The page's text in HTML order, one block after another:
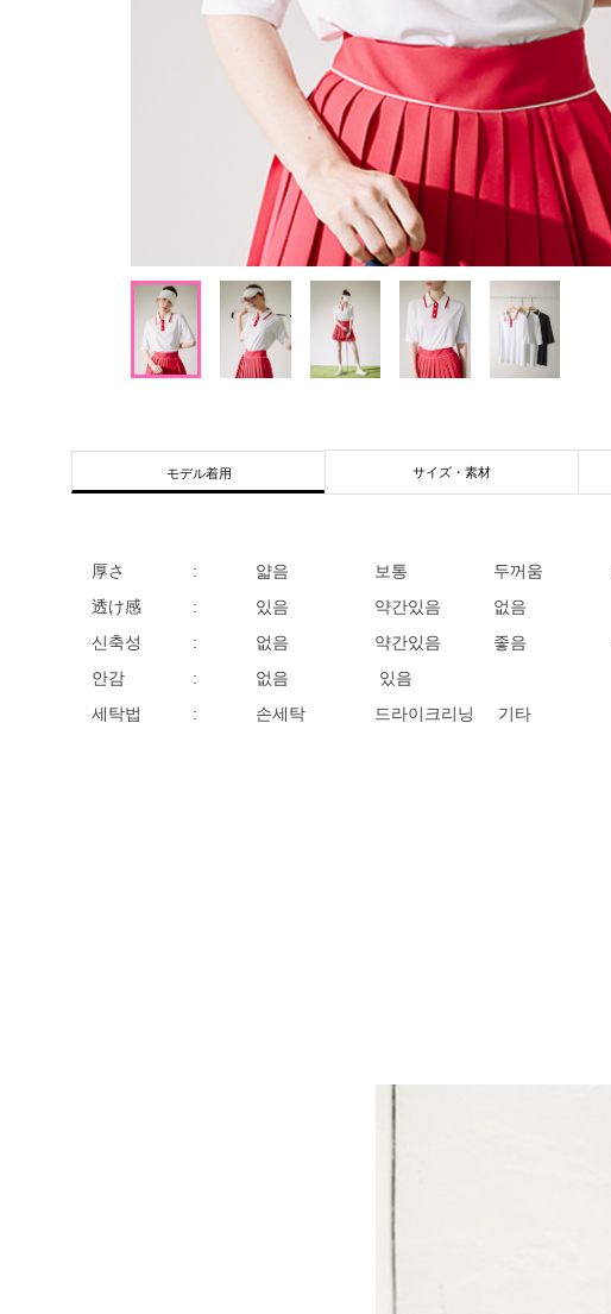
モデル着用 サイズ・素材
厚さ : 얇음 보통 두꺼움
透け感
: 있음 약간있음
없음
신축성
: 없음 약간있음 좋음
안감
: 없음
있음
세탁법
: 손세탁 드라이크리닝 기타